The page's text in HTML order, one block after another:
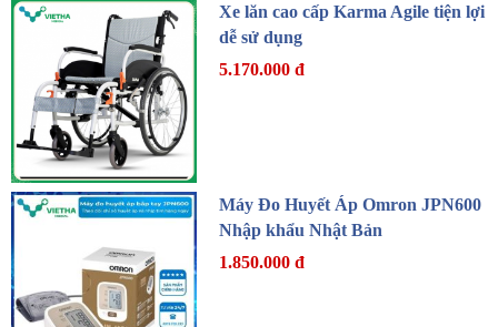
Xe lăn cao cấp Karma Agile tiện lợi
dễ sử dụng
5.170.000 đ
Máy Đo Huyết Áp Omron JPN600
Nhập khẩu Nhật Bản
1.850.000 đ